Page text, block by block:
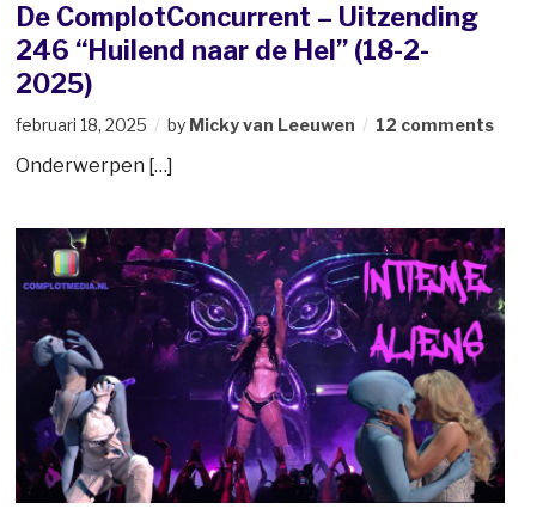
De ComplotConcurrent – Uitzending
246 “Huilend naar de Hel” (18-2-
2025)
februari 18, 2025 by Micky van Leeuwen 12 comments
Onderwerpen […]